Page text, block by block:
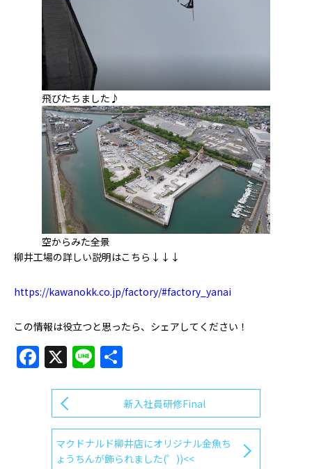
飛びたちました♪
空からみた全景
柳井工場の詳しい説明はこちら↓↓↓
https://kawanokk.co.jp/factory/#factory_yanai
この情報は役立つと思ったら、シェアしてください！
Facebook
X Line
新入社員研修Final
マクドナルド柳井店にオリジナル金魚ち
ょうちんが飾られました(゜))<<